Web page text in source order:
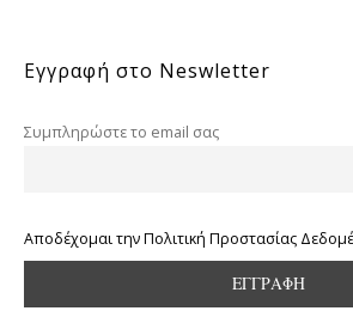
Εγγραφή στο Neswletter
Συμπληρώστε το email σας
Αποδέχομαι την Πολιτική Προστασίας